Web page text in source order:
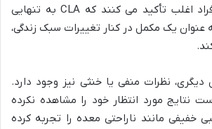
تر پیش برود. این افراد اغلب تأکید می کنند که CLA به تنهایی
عنوان یک مکمل در کنار تغییرات سبک زندگی،
دیگری، نظرات منفی یا خنثی نیز وجود دارد.
نتایج مورد انتظار خود را مشاهده نکرده
خفیفی مانند ناراحتی معده را تجربه کرده